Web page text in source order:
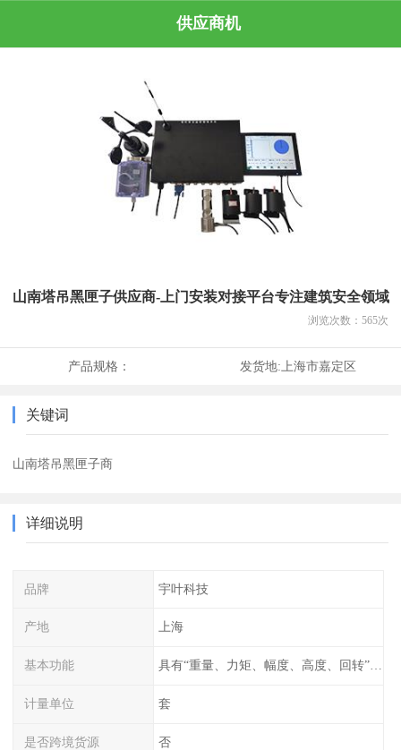
供应商机
山南塔吊黑匣子供应商-上门安装对接平台专注建筑安全领域
浏览次数： 565次
产品规格： 发货地:上海市嘉定区
关键词
山南塔吊黑匣子商
详细说明
品牌 宇叶科技
产地 上海
基本功能 具有“重量、力矩、幅度、高度、回转”等参数的显示、记录、报警功
计量单位 套
是否跨境货源 否